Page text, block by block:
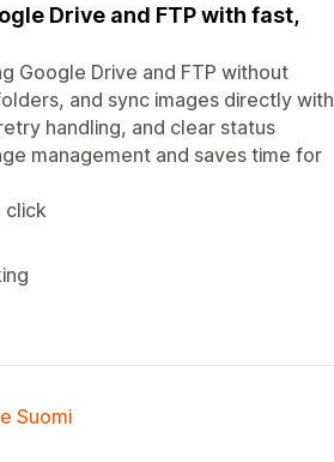
Drive and FTP with fast,
Google Drive and FTP without
and sync images directly with
handling, and clear status
management and saves time for
click
Suomi